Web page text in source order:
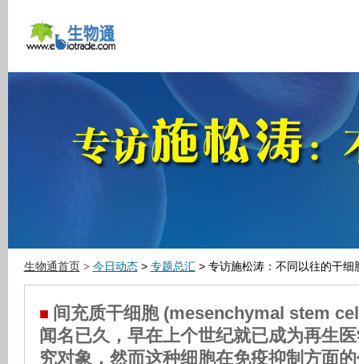
生物通首页 > 今日动态> 专题总汇 > 专访施松涛：不同以往的干细
■ 间充质干细胞 (mesenchymal stem
闻名已久，早在上个世纪就已成为再生
究对象，然而这种细胞在免疫抑制方面